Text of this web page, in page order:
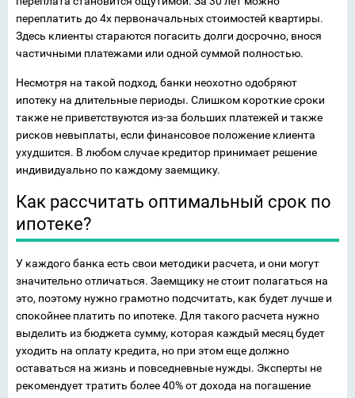
переплатить до 4х первоначальных стоимостей квартиры.
Здесь клиенты стараются погасить долги досрочно, внося
частичными платежами или одной суммой полностью.
Несмотря на такой подход, банки неохотно одобряют
ипотеку на длительные периоды. Слишком короткие сроки
также не приветствуются из-за больших платежей и также
рисков невыплаты, если финансовое положение клиента
ухудшится. В любом случае кредитор принимает решение
индивидуально по каждому заемщику.
Как рассчитать оптимальный срок по
ипотеке?
У каждого банка есть свои методики расчета, и они могут
значительно отличаться. Заемщику не стоит полагаться на
это, поэтому нужно грамотно подсчитать, как будет лучше и
спокойнее платить по ипотеке. Для такого расчета нужно
выделить из бюджета сумму, которая каждый месяц будет
уходить на оплату кредита, но при этом еще должно
оставаться на жизнь и повседневные нужды. Эксперты не
рекомендует тратить более 40% от дохода на погашение